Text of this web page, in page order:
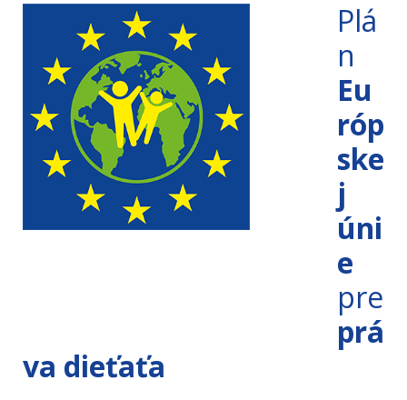
Plá
n
Eu
róp
ske
j
úni
e
pre
prá
va dieťaťa